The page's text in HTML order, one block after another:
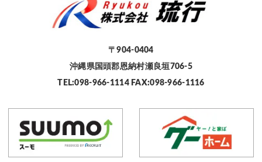
〒904-0404
沖縄県国頭郡恩納村瀬良垣706-5
TEL:098-966-1114 FAX:098-966-1116